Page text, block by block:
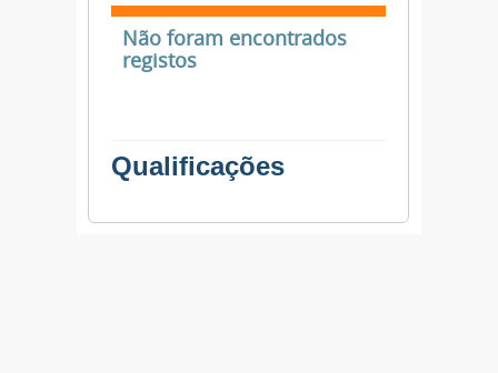
Não foram encontrados
registos
Qualificações